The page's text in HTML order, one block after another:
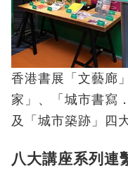
香港書展「文藝廊
家」、「城市書寫
及「城市築跡」四
八大講座系列連